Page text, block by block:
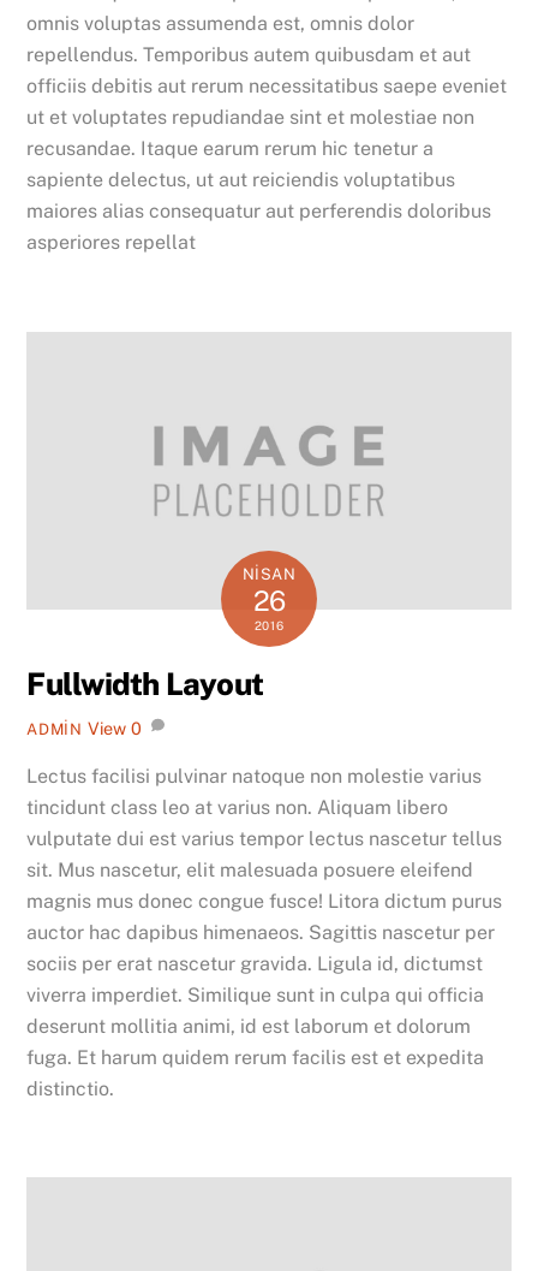
omnis voluptas assumenda est, omnis dolor
repellendus. Temporibus autem quibusdam et aut
officiis debitis aut rerum necessitatibus saepe eveniet
ut et voluptates repudiandae sint et molestiae non
recusandae. Itaque earum rerum hic tenetur a
sapiente delectus, ut aut reiciendis voluptatibus
maiores alias consequatur aut perferendis doloribus
asperiores repellat
NISAN
26
2016
Fullwidth Layout
ADMIN View 0
Lectus facilisi pulvinar natoque non molestie varius
tincidunt class leo at varius non. Aliquam libero
vulputate dui est varius tempor lectus nascetur tellus
sit. Mus nascetur, elit malesuada posuere eleifend
magnis mus donec congue fusce! Litora dictum purus
auctor hac dapibus himenaeos. Sagittis nascetur per
sociis per erat nascetur gravida. Ligula id, dictumst
viverra imperdiet. Similique sunt in culpa qui officia
deserunt mollitia animi, id est laborum et dolorum
fuga. Et harum quidem rerum facilis est et expedita
distinctio.